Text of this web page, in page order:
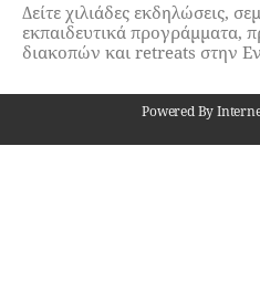
Δείτε χιλιάδες εκδηλώσεις,
εκπαιδευτικά προγράμματα,
διακοπών και retreats στην
Powered By